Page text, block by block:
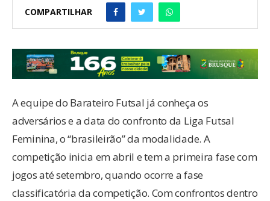
COMPARTILHAR
A equipe do Barateiro Futsal já conheça os
adversários e a data do confronto da Liga Futsal
Feminina, o “brasileirão” da modalidade. A
competição inicia em abril e tem a primeira fase com
jogos até setembro, quando ocorre a fase
classificatória da competição. Com confrontos dentro